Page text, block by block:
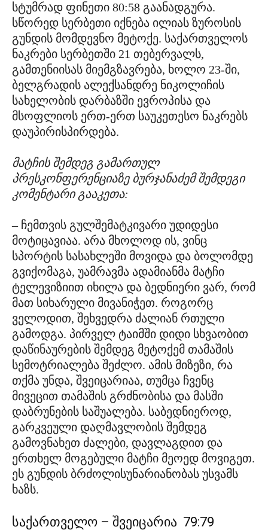
სტუმრად ფინეთი 80:58 გაანადგურა.
სწორედ სერბეთი იქნება ილიას ზუროსის
გუნდის მომდევნო მეტოქე. საქართველოს
ნაკრები სერბეთში 21 თებერვალს,
გამთენიისას მიემგზავრება, ხოლო 23-ში,
ბელგრადის ალექსანდრე ნიკოლიჩის
სახელობის დარბაზში ევროპისა და
მსოფლიოს ერთ-ერთ საუკეთესო ნაკრებს
დაუპირისპირდება.
მატჩის შემდეგ გამართულ
პრესკონფერენციაზე ბურჯანაძემ შემდეგი
კომენტარი გააკეთა:
– ჩემთვის გულშემატკივარი უდიდესი
მოტიცავიაა. არა მხოლოდ ის, ვინც
სპორტის სასახლეში მოვიდა და ბოლომდე
გვიქომაგა, უამრავმა ადამიანმა მატჩი
ტელევიზიით იხილა და ბედნიერი ვარ, რომ
მათ სიხარული მივანიჭეთ. როგორც
ველოდით, შეხვედრა ძალიან რთული
გამოდგა. პირველ ტაიმში დიდი სხვაობით
დაწინაურების შემდეგ მეტოქემ თამაშის
სემოტრიალება შეძლო. ამის მიზეზი, რა
თქმა უნდა, შვეიცარიაა, თუმცა ჩვენც
მივეცით თამაშის გრძნობისა და მასში
დაბრუნების საშუალება. საბედნიეროდ,
გარკვეული დაღმავლობის შემდეგ
გამოვნახეთ ძალები, დავლაგდით და
ერთხელ მოგებული მატჩი მეოედ მოვიგეთ.
ეს გუნდის ბრძოლისუნარიანობას უსვამს
ხაზს.
საქართველო – შვეიცარია 79:79